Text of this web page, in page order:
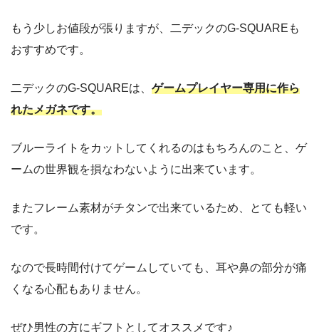
もう少しお値段が張りますが、二デックのG-SQUAREも
おすすめです。
二デックのG-SQUAREは、 ゲームプレイヤー専用に作ら
れたメガネです。
ブルーライトをカットしてくれるのはもちろんのこと、ゲ
ームの世界観を損なわないように出来ています。
またフレーム素材がチタンで出来ているため、とても軽い
です。
なので長時間付けてゲームしていても、耳や鼻の部分が痛
くなる心配もありません。
ぜひ男性の方にギフトとしてオススメです♪